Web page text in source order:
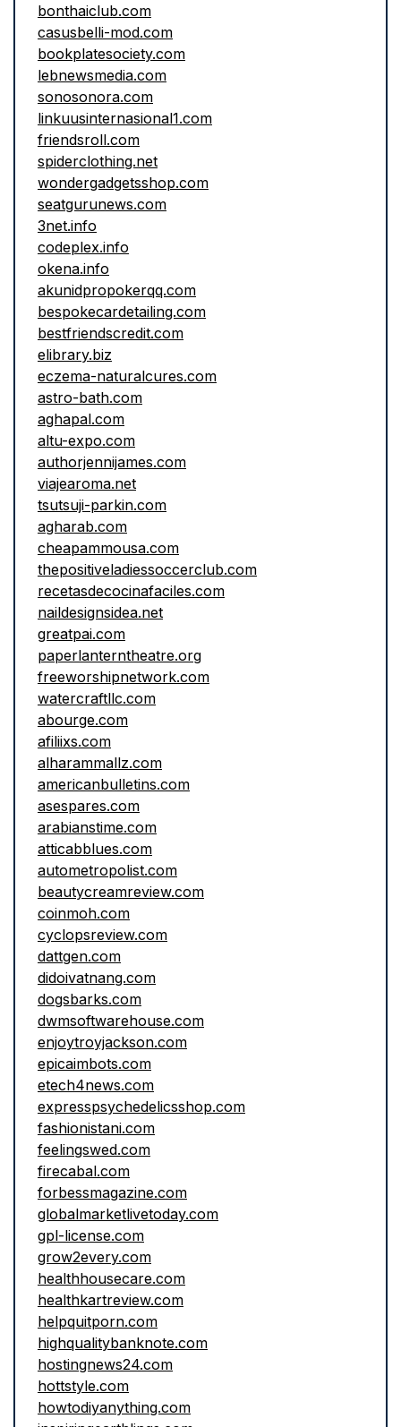
bonthaiclub.com
casusbelli-mod.com
bookplatesociety.com
lebnewsmedia.com
sonosonora.com
linkuusinternasional1.com
friendsroll.com
spiderclothing.net
wondergadgetsshop.com
seatgurunews.com
3net.info
codeplex.info
okena.info
akunidpropokerqq.com
bespokecardetailing.com
bestfriendscredit.com
elibrary.biz
eczema-naturalcures.com
astro-bath.com
aghapal.com
altu-expo.com
authorjennijames.com
viajearoma.net
tsutsuji-parkin.com
agharab.com
cheapammousa.com
thepositiveladiessoccerclub.com
recetasdecocinafaciles.com
naildesignsidea.net
greatpai.com
paperlanterntheatre.org
freeworshipnetwork.com
watercraftllc.com
abourge.com
afiliixs.com
alharammallz.com
americanbulletins.com
asespares.com
arabianstime.com
atticabblues.com
autometropolist.com
beautycreamreview.com
coinmoh.com
cyclopsreview.com
dattgen.com
didoivatnang.com
dogsbarks.com
dwmsoftwarehouse.com
enjoytroyjackson.com
epicaimbots.com
etech4news.com
expresspsychedelicsshop.com
fashionistani.com
feelingswed.com
firecabal.com
forbessmagazine.com
globalmarketlivetoday.com
gpl-license.com
grow2every.com
healthhousecare.com
healthkartreview.com
helpquitporn.com
highqualitybanknote.com
hostingnews24.com
hottstyle.com
howtodiyanything.com